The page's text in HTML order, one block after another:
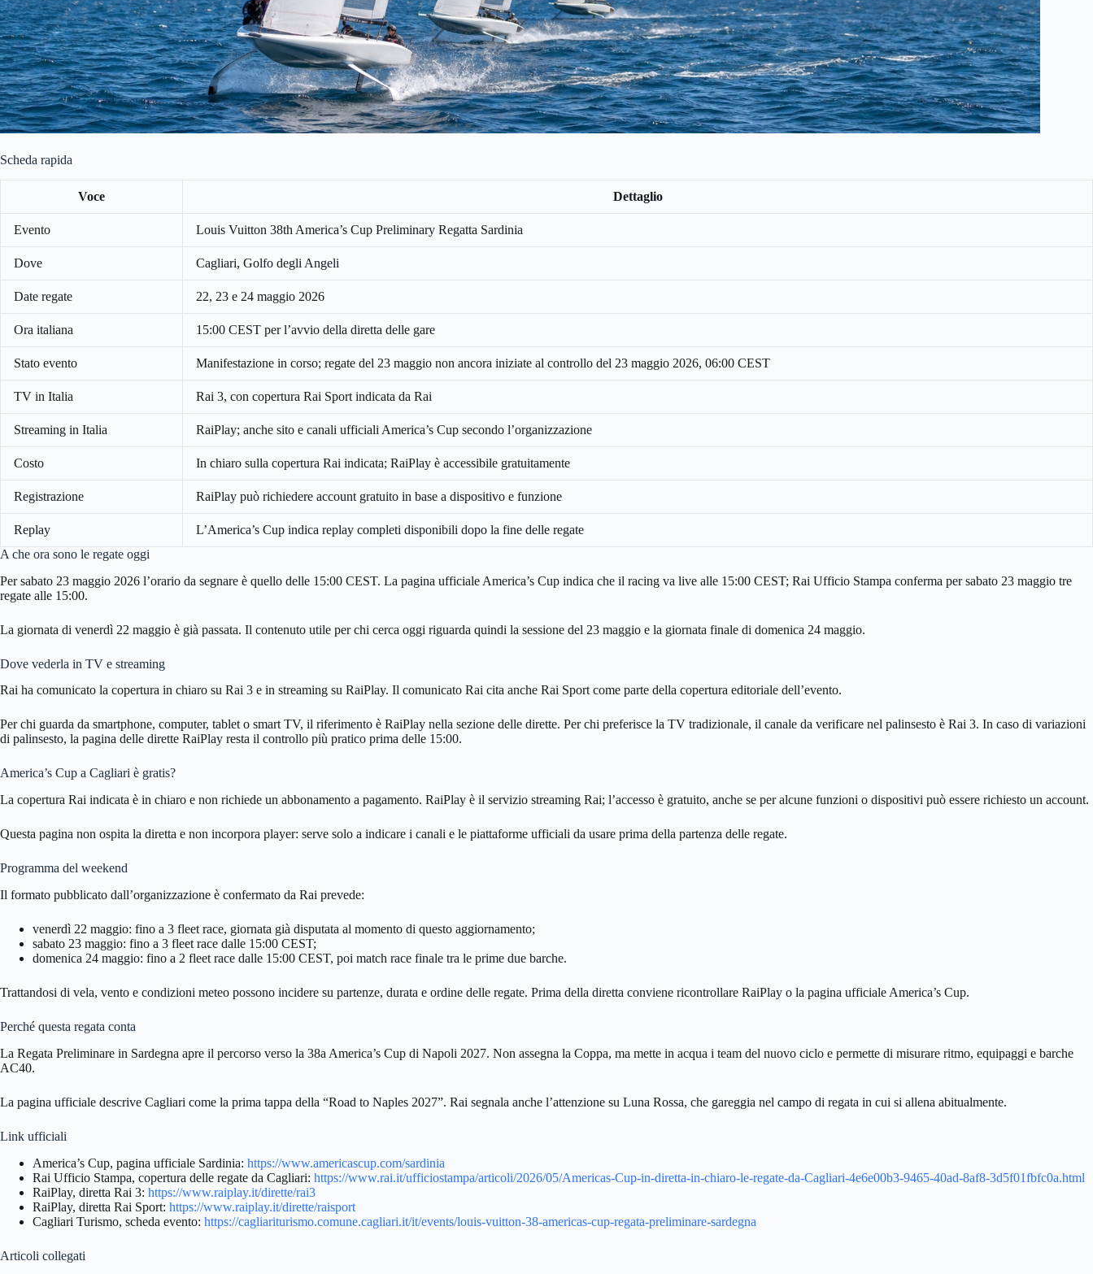
Scheda rapida
Voce Dettaglio
Evento Louis Vuitton 38th America’s Cup Preliminary Regatta Sardinia
Dove Cagliari, Golfo degli Angeli
Date regate 22, 23 e 24 maggio 2026
Ora italiana 15:00 CEST per l’avvio della diretta delle gare
Stato evento Manifestazione in corso; regate del 23 maggio non ancora iniziate al controllo del 23 maggio 2026, 06:00 CEST
TV in Italia Rai 3, con copertura Rai Sport indicata da Rai
Streaming in Italia RaiPlay; anche sito e canali ufficiali America’s Cup secondo l’organizzazione
Costo In chiaro sulla copertura Rai indicata; RaiPlay è accessibile gratuitamente
Registrazione RaiPlay può richiedere account gratuito in base a dispositivo e funzione
Replay
L’America’s Cup indica replay completi disponibili dopo la fine delle regate
A che ora sono le regate oggi
Per sabato 23 maggio 2026 l’orario da segnare è quello delle 15:00 CEST. La pagina ufficiale America’s Cup indica che il racing va live alle 15:00 CEST; Rai Ufficio Stampa conferma per sabato 23 maggio tre
regate alle 15:00.
La giornata di venerdì 22 maggio è già passata. Il contenuto utile per chi cerca oggi riguarda quindi la sessione del 23 maggio e la giornata finale di domenica 24 maggio.
Dove vederla in TV e streaming
Rai ha comunicato la copertura in chiaro su Rai 3 e in streaming su RaiPlay. Il comunicato Rai cita anche Rai Sport come parte della copertura editoriale dell’evento.
Per chi guarda da smartphone, computer, tablet o smart TV, il riferimento è RaiPlay nella sezione delle dirette. Per chi preferisce la TV tradizionale, il canale da verificare nel palinsesto è Rai 3. In caso di variazioni
di palinsesto, la pagina delle dirette RaiPlay resta il controllo più pratico prima delle 15:00.
America’s Cup a Cagliari è gratis?
La copertura Rai indicata è in chiaro e non richiede un abbonamento a pagamento. RaiPlay è il servizio streaming Rai; l’accesso è gratuito, anche se per alcune funzioni o dispositivi può essere richiesto un account.
Questa pagina non ospita la diretta e non incorpora player: serve solo a indicare i canali e le piattaforme ufficiali da usare prima della partenza delle regate.
Programma del weekend
Il formato pubblicato dall’organizzazione è confermato da Rai prevede:
venerdì 22 maggio: fino a 3 fleet race, giornata già disputata al momento di questo aggiornamento;
sabato 23 maggio: fino a 3 fleet race dalle 15:00 CEST;
domenica 24 maggio: fino a 2 fleet race dalle 15:00 CEST, poi match race finale tra le prime due barche.
Trattandosi di vela, vento e condizioni meteo possono incidere su partenze, durata e ordine delle regate. Prima della diretta conviene ricontrollare RaiPlay o la pagina ufficiale America’s Cup.
Perché questa regata conta
La Regata Preliminare in Sardegna apre il percorso verso la 38a America’s Cup di Napoli 2027. Non assegna la Coppa, ma mette in acqua i team del nuovo ciclo e permette di misurare ritmo, equipaggi e barche
AC40.
La pagina ufficiale descrive Cagliari come la prima tappa della “Road to Naples 2027”. Rai segnala anche l’attenzione su Luna Rossa, che gareggia nel campo di regata in cui si allena abitualmente.
Link ufficiali
America’s Cup, pagina ufficiale Sardinia: https://www.americascup.com/sardinia
Rai Ufficio Stampa, copertura delle regate da Cagliari: https://www.rai.it/ufficiostampa/articoli/2026/05/Americas-Cup-in-diretta-in-chiaro-le-regate-da-Cagliari-4e6e00b3-9465-40ad-8af8-3d5f01fbfc0a.html
RaiPlay, diretta Rai 3: https://www.raiplay.it/dirette/rai3
RaiPlay, diretta Rai Sport: https://www.raiplay.it/dirette/raisport
Cagliari Turismo, scheda evento: https://cagliariturismo.comune.cagliari.it/it/events/louis-vuitton-38-americas-cup-regata-preliminare-sardegna
Articoli collegati